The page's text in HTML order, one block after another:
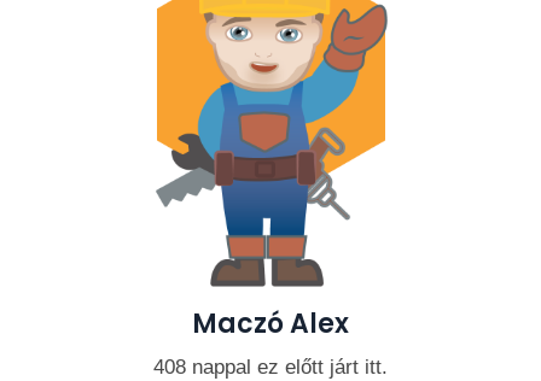
(Siófok, Budapest,Debrecenre osztott
csapatokkal rendelkezem .
📞 Elérhetőség: +36205441470
📧 E-mail: alex99mer@gmail.com
Keress bizalommal, ha fontos neked a minőség,
megbízhatóság és korrekt hozzáállás!
Maczó Alex
408 nappal ez előtt járt itt.